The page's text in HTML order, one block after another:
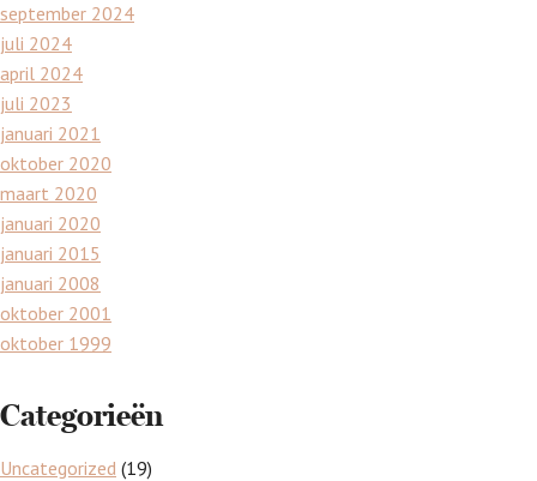
september 2024
juli 2024
april 2024
juli 2023
januari 2021
oktober 2020
maart 2020
januari 2020
januari 2015
januari 2008
oktober 2001
oktober 1999
Categorieën
Uncategorized (19)